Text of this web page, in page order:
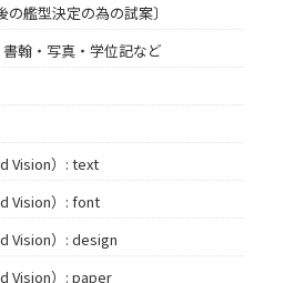
艦型決定の為の試案〕
翰・写真・学位記など
Vision）: text
Vision）: font
Vision）: design
Vision）: paper